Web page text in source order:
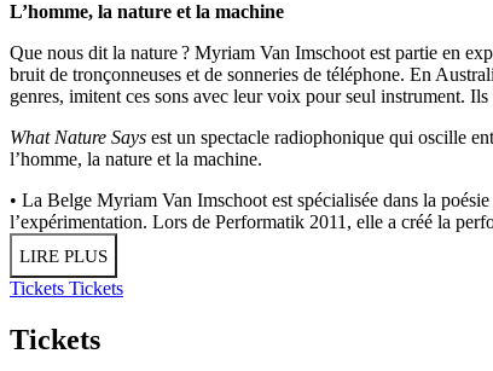
L’homme, la nature et la machine
Que nous dit la nature ? Myriam Van Imschoot est partie en
bruit de tronçonneuses et de sonneries de téléphone. En
genres, imitent ces sons avec leur voix pour seul instrument.
What Nature Says est un spectacle radiophonique qui oscille
l’homme, la nature et la machine.
• La Belge Myriam Van Imschoot est spécialisée dans la
l’expérimentation. Lors de Performatik 2011, elle a créé la
LIRE PLUS
Tickets Tickets
Tickets